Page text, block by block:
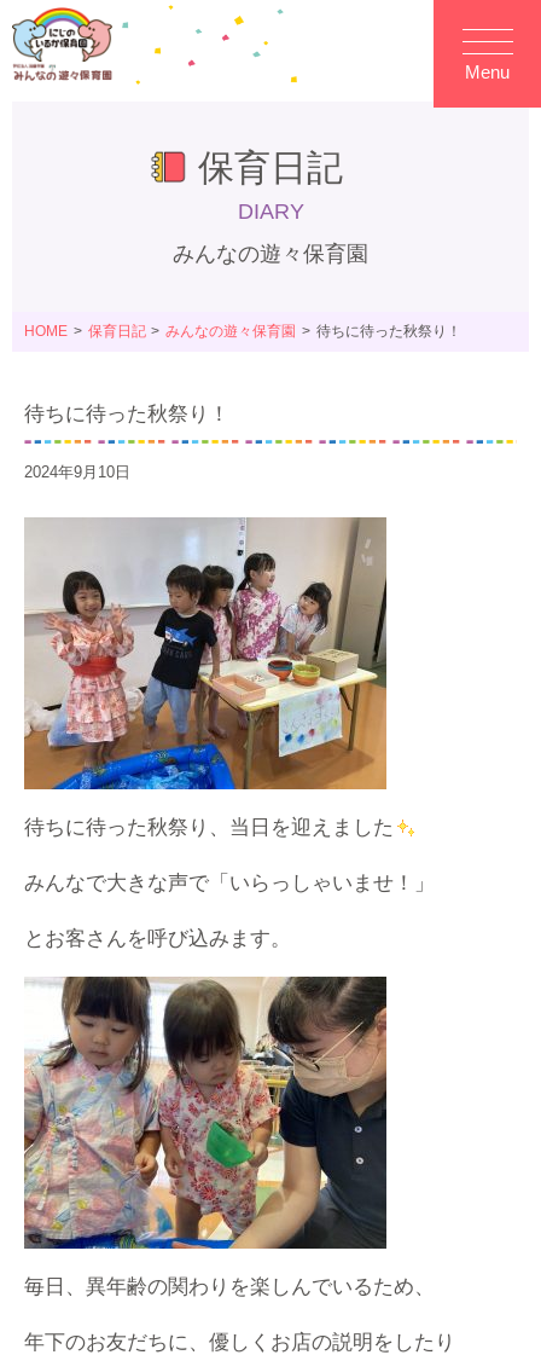
Menu
保育日記
DIARY
みんなの遊々保育園
HOME 保育日記 みんなの遊々保育園 待ちに待った秋祭り！
待ちに待った秋祭り！
2024年9月10日
待ちに待った秋祭り、当日を迎えました
みんなで大きな声で「いらっしゃいませ！」
とお客さんを呼び込みます。
毎日、異年齢の関わりを楽しんでいるため、
年下のお友だちに、優しくお店の説明をしたり